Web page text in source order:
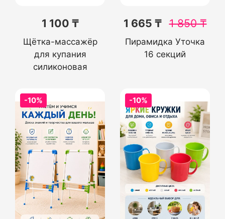
1 100 ₸
Щётка-массажёр
для купания
силиконовая
1 665 ₸ 1 850₸
Пирамидка Уточка
16 секций
-10% -10%